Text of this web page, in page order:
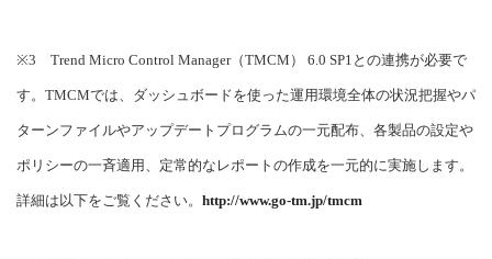
※3 Trend Micro Control Manager（TMCM） 6.0 SP1との連携が必要で
す。TMCMでは、ダッシュボードを使った運用環境全体の状況把握やパ
ターンファイルやアップデートプログラムの一元配布、各製品の設定や
ポリシーの一斉適用、定常的なレポートの作成を一元的に実施します。
詳細は以下をご覧ください。 http://www.go-tm.jp/tmcm